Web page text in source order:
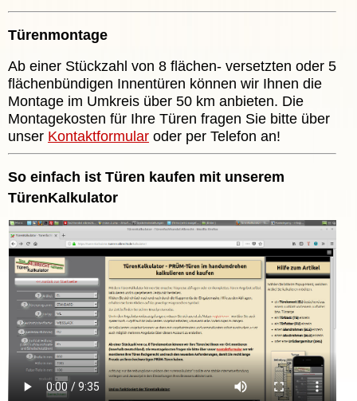
Türenmontage
Ab einer Stückzahl von 8 flächen- versetzten oder 5
flächenbündigen Innentüren können wir Ihnen die
Montage im Umkreis über 50 km anbieten. Die
Montagekosten für Ihre Türen fragen Sie bitte über
unser Kontaktformular oder per Telefon an!
So einfach ist Türen kaufen mit unserem
TürenKalkulator